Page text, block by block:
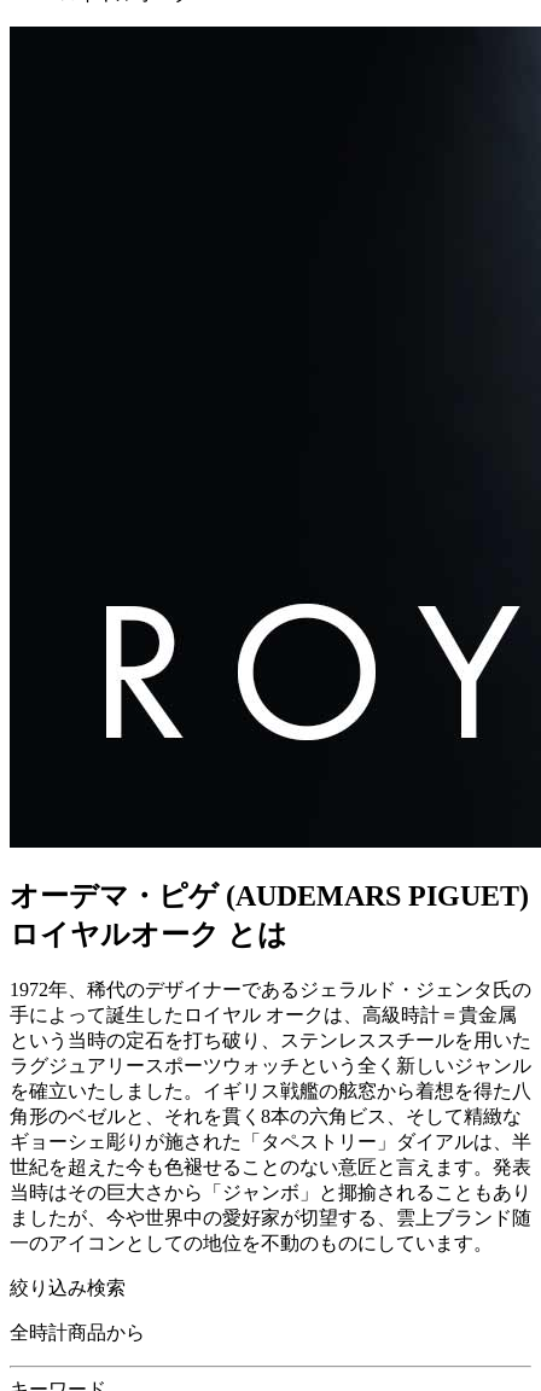
オーデマ・ピゲ (AUDEMARS PIGUET)
ロイヤルオーク とは
1972年、稀代のデザイナーであるジェラルド・ジェンタ氏の
手によって誕生したロイヤル オークは、高級時計＝貴金属
という当時の定石を打ち破り、ステンレススチールを用いた
ラグジュアリースポーツウォッチという全く新しいジャンル
を確立いたしました。イギリス戦艦の舷窓から着想を得た八
角形のベゼルと、それを貫く8本の六角ビス、そして精緻な
ギョーシェ彫りが施された「タペストリー」ダイアルは、半
世紀を超えた今も色褪せることのない意匠と言えます。発表
当時はその巨大さから「ジャンボ」と揶揄されることもあり
ましたが、今や世界中の愛好家が切望する、雲上ブランド随
一のアイコンとしての地位を不動のものにしています。
絞り込み検索
全時計商品から